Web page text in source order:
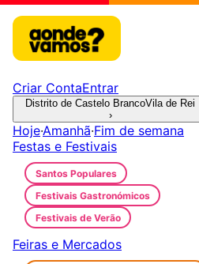
Criar ContaEntrar
Distrito de Castelo BrancoVila de Rei
›
Hoje·Amanhã·Fim de semana
Festas e Festivais
Santos Populares
Festivais Gastronómicos
Festivais de Verão
Feiras e Mercados